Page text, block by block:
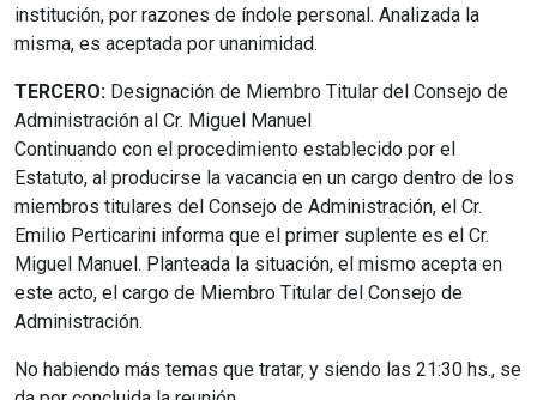
institución, por razones de índole personal. Analizada la
misma, es aceptada por unanimidad.
TERCERO: Designación de Miembro Titular del Consejo de
Administración al Cr. Miguel Manuel
Continuando con el procedimiento establecido por el
Estatuto, al producirse la vacancia en un cargo dentro de los
miembros titulares del Consejo de Administración, el Cr.
Emilio Perticarini informa que el primer suplente es el Cr.
Miguel Manuel. Planteada la situación, el mismo acepta en
este acto, el cargo de Miembro Titular del Consejo de
Administración.
No habiendo más temas que tratar, y siendo las 21:30 hs., se